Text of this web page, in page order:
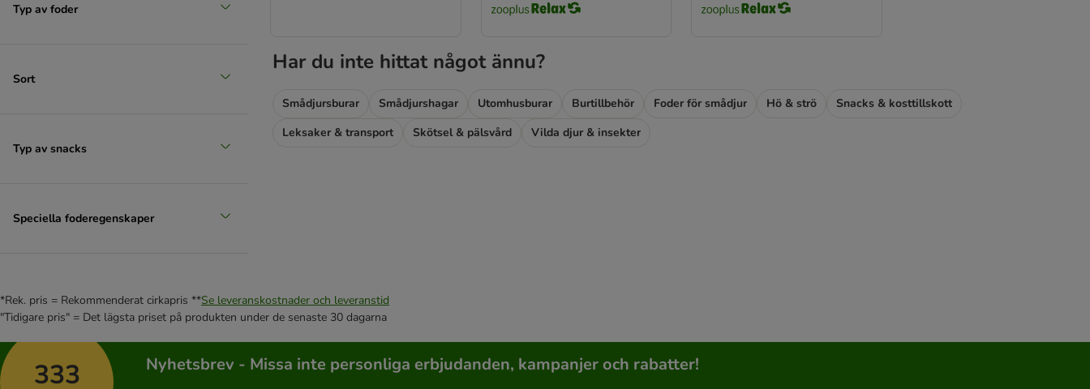
Typ av foder
Sort
Typ av snacks
Speciella foderegenskaper
Har du inte hittat något ännu?
Smådjursburar Smådjurshagar Utomhusburar Burtillbehör Foder för smådjur Hö & strö
Snacks & kosttillskott
Leksaker & transport
Skötsel & pälsvård Vilda djur & insekter
*Rek. pris = Rekommenderat cirkapris **Se leveranskostnader och leveranstid
"Tidigare pris" = Det lägsta priset på produkten under de senaste 30 dagarna
333 Nyhetsbrev - Missa inte personliga erbjudanden, kampanjer och rabatter!